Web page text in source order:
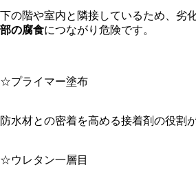
下の階や室内と隣接しているため、劣
部の腐食につながり危険です。
☆プライマー塗布
防水材との密着を高める接着剤の役割
☆ウレタン一層目